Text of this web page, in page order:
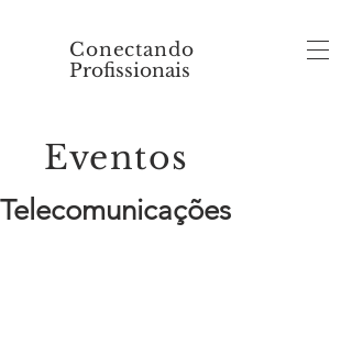
Conectando
Profissionais
Eventos
Telecomunicações